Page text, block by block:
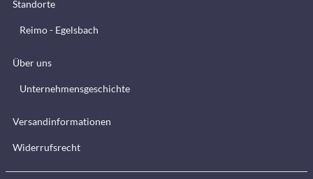
Standorte
Reimo - Egelsbach
Über uns
Unternehmensgeschichte
Versandinformationen
Widerrufsrecht